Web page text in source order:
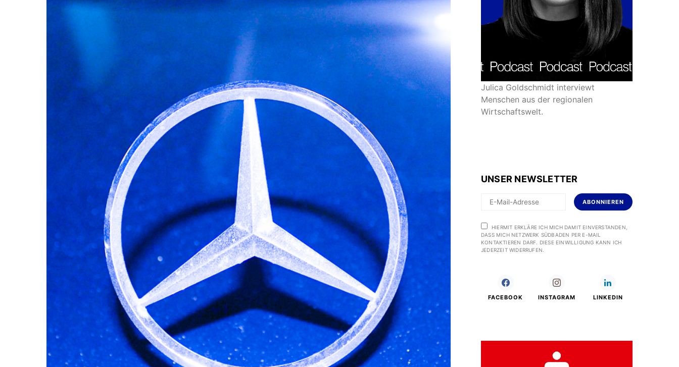
Julica Goldschmidt interviewt
Menschen aus der regionalen
Wirtschaftswelt.
UNSER NEWSLETTER
ABONNIEREN
HIERMIT ERKLÄRE ICH MICH DAMIT EINVERSTANDEN,
DASS MICH NETZWERK SÜDBADEN PER E-MAIL
KONTAKTIEREN DARF. DIESE EINWILLIGUNG KANN ICH
JEDERZEIT WIDERRUFEN.
FACEBOOK INSTAGRAM LINKEDIN